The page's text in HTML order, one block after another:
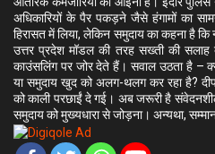
अधिकारियों के पैर पकड़ने जैसे हंगामों का
हिरासत में लिया, लेकिन समुदाय का कहना है कि
उत्तर प्रदेश मॉडल की तरह सख्ती की सलाह
काउंसलिंग पर जोर देते हैं। सवाल उठता है –
या समुदाय खुद को अलग-थलग कर रहा है?
को काली परछाईं दे गई। अब जरूरी है
समुदाय को मुख्यधारा से जोड़ना। अन्यथा,